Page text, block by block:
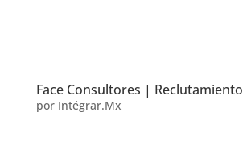
Face Consultores | Reclutamiento
por Intégrar.Mx